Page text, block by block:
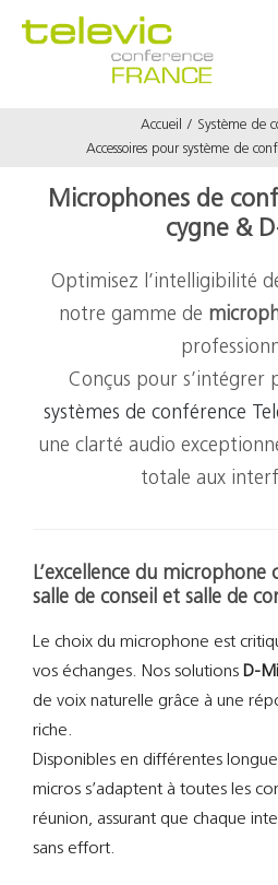
Accueil
Système de
Accessoires pour système de
Microphones de
cygne &
Optimisez l’intelligibilité
notre gamme de
Conçus pour s’intégrer
systèmes de conférence
une clarté audio
totale aux
L’excellence du
salle de conseil et salle de
Le choix du microphone est
vos échanges. Nos solutions D-
de voix naturelle grâce à une
riche.
Disponibles en différentes
micros s’adaptent à toutes les
réunion, assurant que chaque
sans effort.